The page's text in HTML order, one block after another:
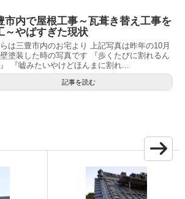
市内で屋根工事～瓦葺き替え工事を
～やばすぎた現状
は三豊市内のお宅より 上記写真は昨年の10月
塗装した時の写真です 『歩くたびに割れるん
『嘘みたいやけどほんまに割れ...
記事を読む